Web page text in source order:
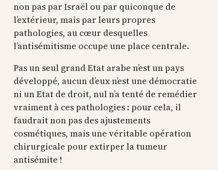
non pas par Israël ou par quiconque de
l’extérieur, mais par leurs propres
pathologies, au cœur desquelles
l’antisémitisme occupe une place centrale.
Pas un seul grand Etat arabe n’est un pays
développé, aucun d’eux n’est une démocratie
ni un Etat de droit, nul n’a tenté de remédier
vraiment à ces pathologies : pour cela, il
faudrait non pas des ajustements
cosmétiques, mais une véritable opération
chirurgicale pour extirper la tumeur
antisémite !